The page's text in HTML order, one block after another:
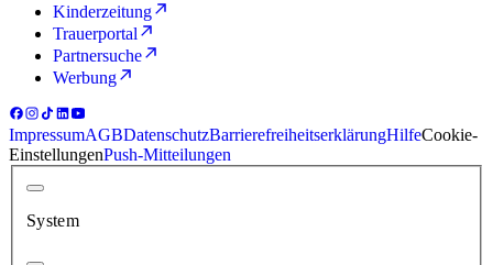
Kinderzeitung
Trauerportal
Partnersuche
Werbung
ImpressumAGBDatenschutzBarrierefreiheitserklärungHilfeCookie-
EinstellungenPush-Mitteilungen
System